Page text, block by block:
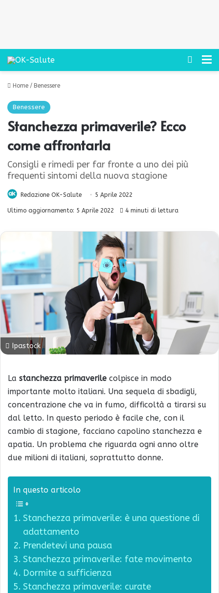
Cerca
Home / Benessere
Benessere
Stanchezza primaverile? Ecco
come affrontarla
Consigli e rimedi per far fronte a uno dei più
frequenti sintomi della nuova stagione
Redazione OK-Salute 5 Aprile 2022
Ultimo aggiornamento: 5 Aprile 2022 4 minuti di lettura
Ipastock
La stanchezza primaverile colpisce in modo
importante molto italiani. Una sequela di sbadigli,
concentrazione che va in fumo, difficoltà a tirarsi su
dal letto. In questo periodo è facile che, con il
cambio di stagione, facciano capolino stanchezza e
apatia. Un problema che riguarda ogni anno oltre
due milioni di italiani, soprattutto donne.
In questo articolo
Stanchezza primaverile: è una questione di
adattamento
Prendetevi una pausa
Stanchezza primaverile: fate movimento
Dormite a sufficienza
Stanchezza primaverile: curate